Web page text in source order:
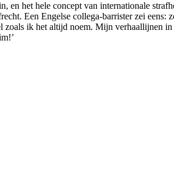
het hele concept van internationale
Een Engelse collega-barrister zei
ik het altijd noem. Mijn verhaallijnen